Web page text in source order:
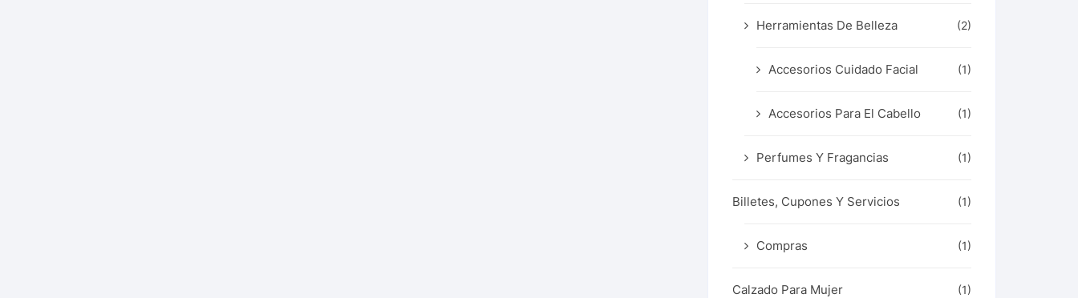
Herramientas De Belleza (2)
Accesorios Cuidado Facial (1)
Accesorios Para El Cabello (1)
Perfumes Y Fragancias (1)
Billetes, Cupones Y Servicios (1)
Compras (1)
Calzado Para Mujer (1)